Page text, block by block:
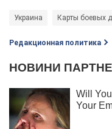
Украина Карты боевых
Редакционная политика